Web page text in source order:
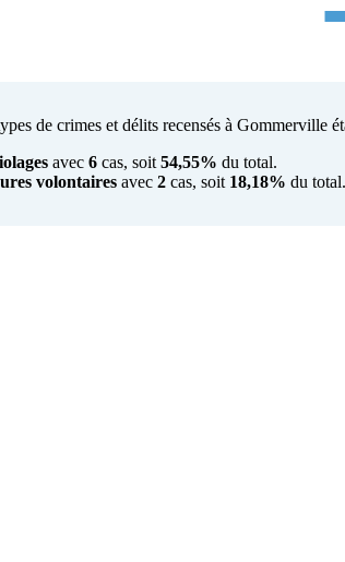
de crimes et délits recensés à Gommerville
avec 6 cas, soit 54,55% du total.
volontaires avec 2 cas, soit 18,18% du total.